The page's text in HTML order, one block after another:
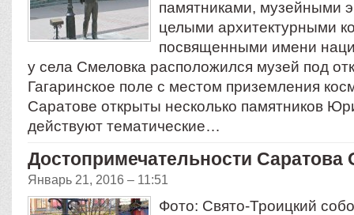
памятниками, музейными
целыми архитектурными
посвященными имени
у села Смеловка расположился музей под
Гагаринское поле с местом приземления
Саратове открыты несколько памятников
действуют тематические…
Достопримечательности Саратова
Январь 21, 2016 – 11:51
Фото: Свято-Троицкий